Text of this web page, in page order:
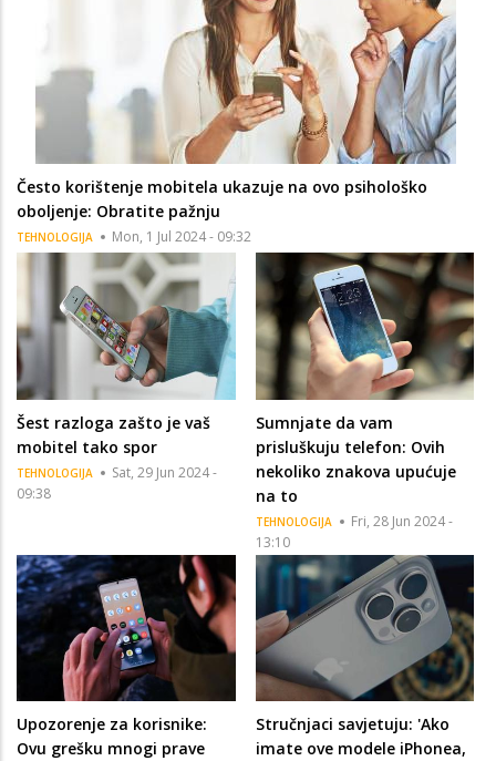
Često korištenje mobitela ukazuje na ovo psihološko
oboljenje: Obratite pažnju
TEHNOLOGIJA Mon, 1 Jul 2024 - 09:32
Šest razloga zašto je vaš
mobitel tako spor
TEHNOLOGIJA
Sat, 29 Jun 2024 -
09:38
Sumnjate da vam
prisluškuju telefon: Ovih
nekoliko znakova upućuje
na to
TEHNOLOGIJA
Fri, 28 Jun 2024 -
13:10
Upozorenje za korisnike:
Ovu grešku mnogi prave
Stručnjaci savjetuju: 'Ako
imate ove modele iPhonea,